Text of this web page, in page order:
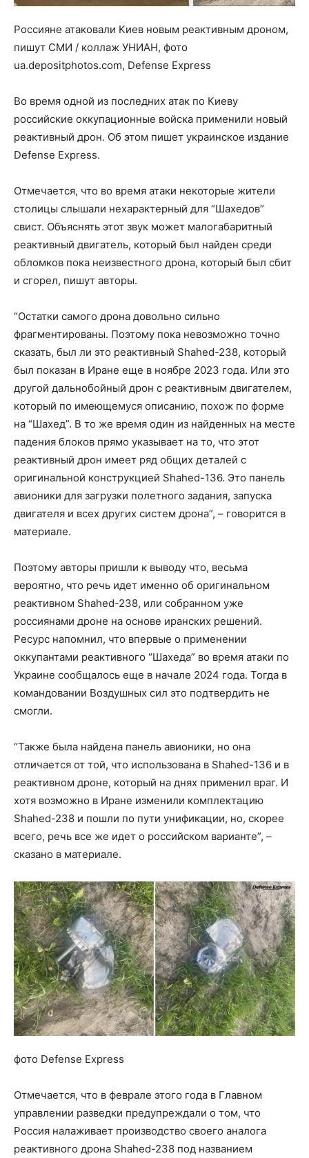
Россияне атаковали Киев новым реактивным дроном,
пишут СМИ / коллаж УНИАН, фото
ua.depositphotos.com, Defense Express
Во время одной из последних атак по Киеву
российские оккупационные войска применили новый
реактивный дрон. Об этом пишет украинское издание
Defense Express.
Отмечается, что во время атаки некоторые жители
столицы слышали нехарактерный для “Шахедов”
свист. Объяснять этот звук может малогабаритный
реактивный двигатель, который был найден среди
обломков пока неизвестного дрона, который был сбит
и сгорел, пишут авторы.
“Остатки самого дрона довольно сильно
фрагментированы. Поэтому пока невозможно точно
сказать, был ли это реактивный Shahed-238, который
был показан в Иране еще в ноябре 2023 года. Или это
другой дальнобойный дрон с реактивным двигателем,
который по имеющемуся описанию, похож по форме
на “Шахед”. В то же время один из найденных на месте
падения блоков прямо указывает на то, что этот
реактивный дрон имеет ряд общих деталей с
оригинальной конструкцией Shahed-136. Это панель
авионики для загрузки полетного задания, запуска
двигателя и всех других систем дрона”, – говорится в
материале.
Поэтому авторы пришли к выводу что, весьма
вероятно, что речь идет именно об оригинальном
реактивном Shahed-238, или собранном уже
россиянами дроне на основе иранских решений.
Ресурс напомнил, что впервые о применении
оккупантами реактивного “Шахеда” во время атаки по
Украине сообщалось еще в начале 2024 года. Тогда в
командовании Воздушных сил это подтвердить не
смогли.
“Также была найдена панель авионики, но она
отличается от той, что использована в Shahed-136 и в
реактивном дроне, который на днях применил враг. И
хотя возможно в Иране изменили комплектацию
Shahed-238 и пошли по пути унификации, но, скорее
всего, речь все же идет о российском варианте”, –
сказано в материале.
фото Defense Express
Отмечается, что в феврале этого года в Главном
управлении разведки предупреждали о том, что
Россия налаживает производство своего аналога
реактивного дрона Shahed-238 под названием